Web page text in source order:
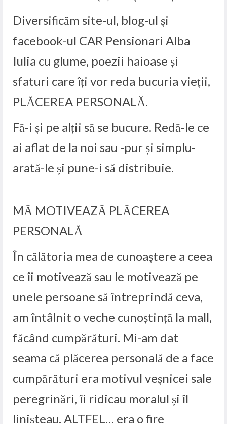
Diversificăm site-ul, blog-ul și
facebook-ul CAR Pensionari Alba
Iulia cu glume, poezii haioase și
sfaturi care îți vor reda bucuria vieții,
PLĂCEREA PERSONALĂ.
Fă-i și pe alții să se bucure. Redă-le ce
ai aflat de la noi sau -pur și simplu-
arată-le și pune-i să distribuie.
MĂ MOTIVEAZĂ PLĂCEREA
PERSONALĂ
În călătoria mea de cunoaștere a ceea
ce îi motivează sau le motivează pe
unele persoane să întreprindă ceva,
am întâlnit o veche cunoștință la mall,
făcând cumpărături. Mi-am dat
seama că plăcerea personală de a face
cumpărături era motivul veșnicei sale
peregrinări, îi ridicau moralul și îl
linișteau. ALTFEL… era o fire